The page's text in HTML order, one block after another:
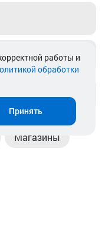
Магазины
работы и
обработки
Принять